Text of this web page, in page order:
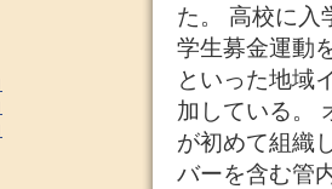
た。 高校に入
学生募金運動
といった地域
加している。
が初めて組織
バーを含む管